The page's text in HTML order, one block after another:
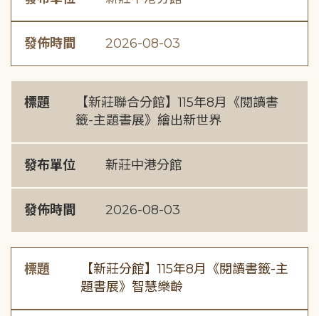
發佈時間 2026-08-03
標題
【新莊聯合分館】115年8月《閱讀書
籤-主題書展》繪出新世界
發布單位 新莊中港分館
發佈時間 2026-08-03
標題
【新莊分館】115年8月《閱讀書籤-主
題書展》智慧樂齡